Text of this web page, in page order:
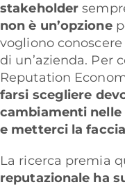
stakeholder
non è un’opzione
vogliono
di un’azienda. Per
Reputation
farsi scegliere
cambiamenti
e metterci la
La ricerca premia
reputazionale ha